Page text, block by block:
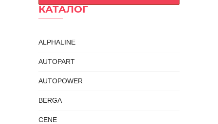
КАТАЛОГ
ALPHALINE
AUTOPART
AUTOPOWER
BERGA
CENE